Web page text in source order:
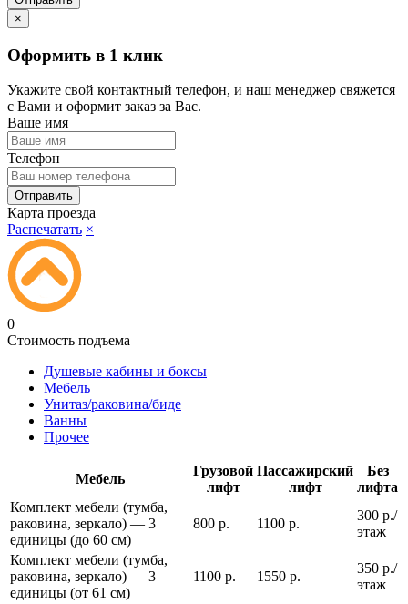
×
Оформить в 1 клик
Укажите свой контактный телефон, и наш менеджер свяжется
с Вами и оформит заказ за Вас.
Ваше имя
Телефон
Карта проезда
Распечатать ×
0
Стоимость подъема
Душевые кабины и боксы
Мебель
Унитаз/раковина/биде
Ванны
Прочее
Мебель
Грузовой
лифт
Пассажирский
лифт
Без
лифта
Комплект мебели (тумба,
раковина, зеркало) — 3
единицы (до 60 см)
800 р. 1100 р.
300 р./
этаж
Комплект мебели (тумба,
раковина, зеркало) — 3
единицы (от 61 см)
1100 р. 1550 р.
350 р./
этаж